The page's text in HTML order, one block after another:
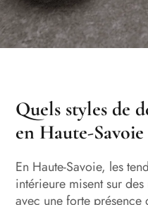
Quels styles de
en Haute-Savoie
En Haute-Savoie, les
intérieure misent sur
avec une forte